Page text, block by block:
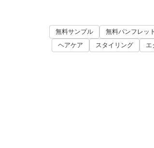
無料サンプル 無料パンフレッ
ヘアケア
スタイリング エ